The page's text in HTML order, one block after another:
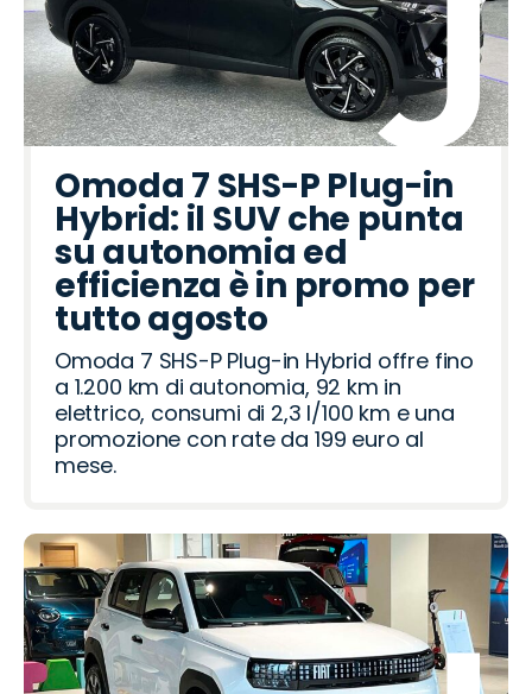
Omoda 7 SHS-P Plug-in
Hybrid: il SUV che punta
su autonomia ed
efficienza è in promo per
tutto agosto
Omoda 7 SHS-P Plug-in Hybrid offre fino
a 1.200 km di autonomia, 92 km in
elettrico, consumi di 2,3 l/100 km e una
promozione con rate da 199 euro al
mese.